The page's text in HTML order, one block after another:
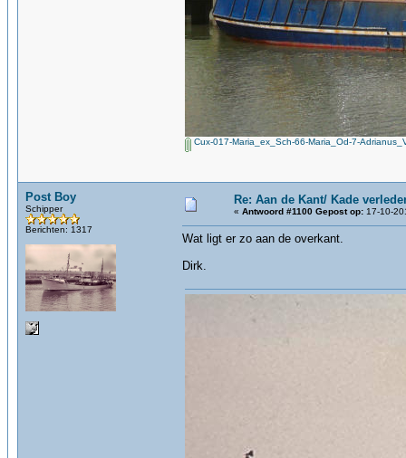
Cux-017-Maria_ex_Sch-66-Maria_Od-7-
Post Boy
Schipper
Berichten: 1317
Re: Aan de Kant/ Kade
« Antwoord #1100 Gepost op: 17-10-
Wat ligt er zo aan de overkant.
Dirk.